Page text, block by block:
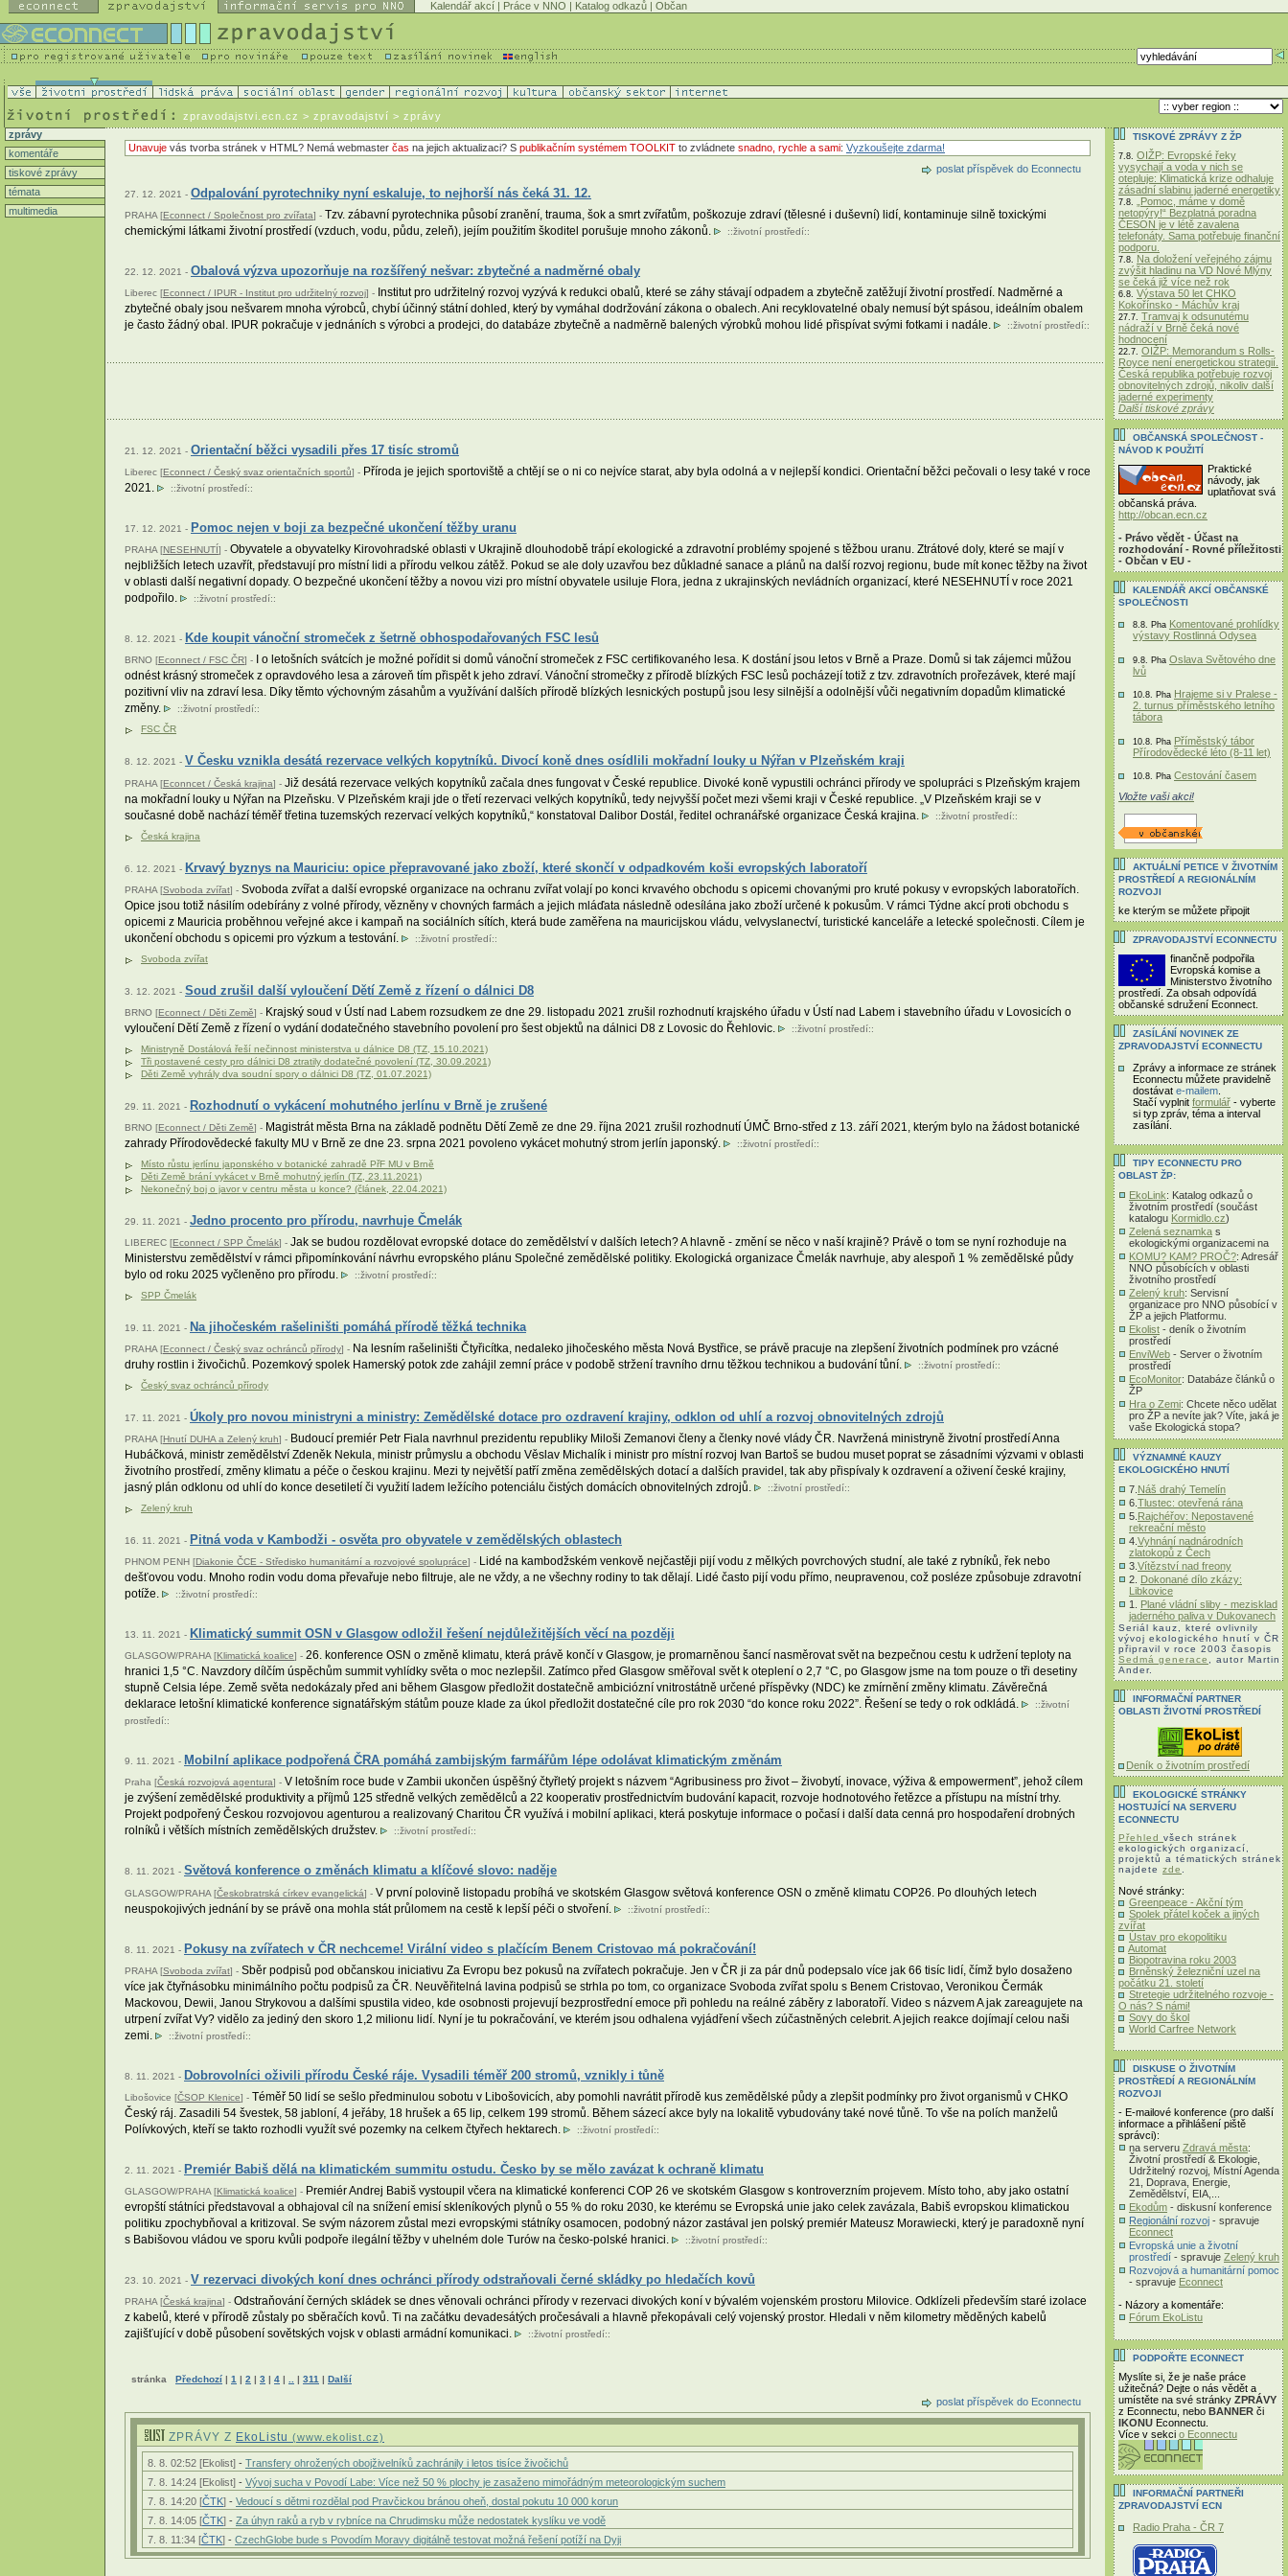
Kalendář akcí | Práce v NNO | Katalog odkazů | Občan
zpravodajstvi.ecn.cz > zpravodajství > zprávy
zprávy
komentáře
tiskové zprávy
témata
multimedia
Unavuje vás tvorba stránek v HTML? Nemá webmaster čas na jejich aktualizaci? S publikačním systémem TOOLKIT to zvládnete snadno, rychle a sami: Vyzkoušejte zdarma!
poslat příspěvek do Econnectu
27. 12. 2021 - Odpalování pyrotechniky nyní eskaluje, to nejhorší nás čeká 31. 12.
PRAHA [Econnect / Společnost pro zvířata] - Tzv. zábavní pyrotechnika působí zranění, trauma, šok a smrt zvířatům, poškozuje zdraví (tělesné i duševní) lidí, kontaminuje silně toxickými
chemickými látkami životní prostředí (vzduch, vodu, půdu, zeleň), jejím použitím škoditel porušuje mnoho zákonů.
::životní prostředí::
22. 12. 2021 - Obalová výzva upozorňuje na rozšířený nešvar: zbytečné a nadměrné obaly
Liberec [Econnect / IPUR - Institut pro udržitelný rozvoj] - Institut pro udržitelný rozvoj vyzývá k redukci obalů, které se záhy stávají odpadem a zbytečně zatěžují životní prostředí. Nadměrné a
zbytečné obaly jsou nešvarem mnoha výrobců, chybí účinný státní dohled, který by vymáhal dodržování zákona o obalech. Ani recyklovatelné obaly nemusí být spásou, ideálním obalem
je často žádný obal. IPUR pokračuje v jednáních s výrobci a prodejci, do databáze zbytečně a nadměrně balených výrobků mohou lidé přispívat svými fotkami i nadále.
::životní prostředí::
21. 12. 2021 - Orientační běžci vysadili přes 17 tisíc stromů
Liberec [Econnect / Český svaz orientačních sportů] - Příroda je jejich sportoviště a chtějí se o ni co nejvíce starat, aby byla odolná a v nejlepší kondici. Orientační běžci pečovali o lesy také v roce
2021.
::životní prostředí::
17. 12. 2021 - Pomoc nejen v boji za bezpečné ukončení těžby uranu
PRAHA [NESEHNUTÍ ] - Obyvatele a obyvatelky Kirovohradské oblasti v Ukrajině dlouhodobě trápí ekologické a zdravotní problémy spojené s těžbou uranu. Ztrátové doly, které se mají v
nejbližších letech uzavřít, představují pro místní lidi a přírodu velkou zátěž. Pokud se ale doly uzavřou bez důkladné sanace a plánů na další rozvoj regionu, bude mít konec těžby na život
v oblasti další negativní dopady. O bezpečné ukončení těžby a novou vizi pro místní obyvatele usiluje Flora, jedna z ukrajinských nevládních organizací, které NESEHNUTÍ v roce 2021
podpořilo.
::životní prostředí::
8. 12. 2021 - Kde koupit vánoční stromeček z šetrně obhospodařovaných FSC lesů
BRNO [Econnect / FSC ČR] -
I o letošních svátcích je možné pořídit si domů vánoční stromeček z FSC certifikovaného lesa. K dostání jsou letos v Brně a Praze. Domů si tak zájemci můžou
odnést krásný stromeček z opravdového lesa a zároveň tím přispět k jeho zdraví. Vánoční stromečky z přírodě blízkých FSC lesů pocházejí totiž z tzv. zdravotních prořezávek, které mají
pozitivní vliv na zdraví lesa. Díky těmto výchovným zásahům a využívání dalších přírodě blízkých lesnických postupů jsou lesy silnější a odolnější vůči negativním dopadům klimatické
změny.
::životní prostředí::
FSC ČR
8. 12. 2021 - V Česku vznikla desátá rezervace velkých kopytníků. Divocí koně dnes osídlili mokřadní louky u Nýřan v Plzeňském kraji
PRAHA [Econncet / Česká krajina] - Již desátá rezervace velkých kopytníků začala dnes fungovat v České republice. Divoké koně vypustili ochránci přírody ve spolupráci s Plzeňským krajem
na mokřadní louky u Nýřan na Plzeňsku. V Plzeňském kraji jde o třetí rezervaci velkých kopytníků, tedy nejvyšší počet mezi všemi kraji v České republice. „V Plzeňském kraji se v
současné době nachází téměř třetina tuzemských rezervací velkých kopytníků,“ konstatoval Dalibor Dostál, ředitel ochranářské organizace Česká krajina.
::životní prostředí::
Česká krajina
6. 12. 2021 - Krvavý byznys na Mauriciu: opice přepravované jako zboží, které skončí v odpadkovém koši evropských laboratoří
PRAHA [Svoboda zvířat] - Svoboda zvířat a další evropské organizace na ochranu zvířat volají po konci krvavého obchodu s opicemi chovanými pro kruté pokusy v evropských laboratořích.
Opice jsou totiž násilím odebírány z volné přírody, vězněny v chovných farmách a jejich mláďata následně odesílána jako zboží určené k pokusům. V rámci Týdne akcí proti obchodu s
opicemi z Mauricia proběhnou veřejné akce i kampaň na sociálních sítích, která bude zaměřena na mauricijskou vládu, velvyslanectví, turistické kanceláře a letecké společnosti. Cílem je
ukončení obchodu s opicemi pro výzkum a testování.
::životní prostředí::
Svoboda zvířat
3. 12. 2021 - Soud zrušil další vyloučení Dětí Země z řízení o dálnici D8
BRNO [Econnect / Děti Země] - Krajský soud v Ústí nad Labem rozsudkem ze dne 29. listopadu 2021 zrušil rozhodnutí krajského úřadu v Ústí nad Labem i stavebního úřadu v Lovosicích o
vyloučení Dětí Země z řízení o vydání dodatečného stavebního povolení pro šest objektů na dálnici D8 z Lovosic do Řehlovic.
::životní prostředí::
Ministryně Dostálová řeší nečinnost ministerstva u dálnice D8 (TZ, 15.10.2021)
Tři postavené cesty pro dálnici D8 ztratily dodatečné povolení (TZ, 30.09.2021)
Děti Země vyhrály dva soudní spory o dálnici D8 (TZ, 01.07.2021)
29. 11. 2021 - Rozhodnutí o vykácení mohutného jerlínu v Brně je zrušené
BRNO [Econnect / Děti Země] - Magistrát města Brna na základě podnětu Dětí Země ze dne 29. října 2021 zrušil rozhodnutí ÚMČ Brno-střed z 13. září 2021, kterým bylo na žádost botanické
zahrady Přírodovědecké fakulty MU v Brně ze dne 23. srpna 2021 povoleno vykácet mohutný strom jerlín japonský.
::životní prostředí::
Místo růstu jerlínu japonského v botanické zahradě PřF MU v Brně
Děti Země brání vykácet v Brně mohutný jerlín (TZ, 23.11.2021)
Nekonečný boj o javor v centru města u konce? (článek, 22.04.2021)
29. 11. 2021 - Jedno procento pro přírodu, navrhuje Čmelák
LIBEREC [Econnect / SPP Čmelák] - Jak se budou rozdělovat evropské dotace do zemědělství v dalších letech? A hlavně - změní se něco v naší krajině? Právě o tom se nyní rozhoduje na
Ministerstvu zemědělství v rámci připomínkování návrhu evropského plánu Společné zemědělské politiky. Ekologická organizace Čmelák navrhuje, aby alespoň 1 % zemědělské půdy
bylo od roku 2025 vyčleněno pro přírodu.
::životní prostředí::
SPP Čmelák
19. 11. 2021 - Na jihočeském rašeliništi pomáhá přírodě těžká technika
PRAHA [Econnect / Český svaz ochránců přírody] - Na lesním rašeliništi Čtyřicítka, nedaleko jihočeského města Nová Bystřice, se právě pracuje na zlepšení životních podmínek pro vzácné
druhy rostlin i živočichů. Pozemkový spolek Hamerský potok zde zahájil zemní práce v podobě stržení travního drnu těžkou technikou a budování tůní.
::životní prostředí::
Český svaz ochránců přírody
17. 11. 2021 - Úkoly pro novou ministryni a ministry: Zemědělské dotace pro ozdravení krajiny, odklon od uhlí a rozvoj obnovitelných zdrojů
PRAHA [Hnutí DUHA a Zelený kruh] - Budoucí premiér Petr Fiala navrhnul prezidentu republiky Miloši Zemanovi členy a členky nové vlády ČR. Navržená ministryně životní prostředí Anna
Hubáčková, ministr zemědělství Zdeněk Nekula, ministr průmyslu a obchodu Věslav Michalík i ministr pro místní rozvoj Ivan Bartoš se budou muset poprat se zásadními výzvami v oblasti
životního prostředí, změny klimatu a péče o českou krajinu. Mezi ty největší patří změna zemědělských dotací a dalších pravidel, tak aby přispívaly k ozdravení a oživení české krajiny,
jasný plán odklonu od uhlí do konce desetiletí či využití ladem ležícího potenciálu čistých domácích obnovitelných zdrojů.
::životní prostředí::
Zelený kruh
16. 11. 2021 - Pitná voda v Kambodži - osvěta pro obyvatele v zemědělských oblastech
PHNOM PENH [Diakonie ČCE - Středisko humanitární a rozvojové spolupráce] - Lidé na kambodžském venkově nejčastěji pijí vodu z mělkých povrchových studní, ale také z rybníků, řek nebo
dešťovou vodu. Mnoho rodin vodu doma převařuje nebo filtruje, ale ne vždy, a ne všechny rodiny to tak dělají. Lidé často pijí vodu přímo, neupravenou, což posléze způsobuje zdravotní
potíže.
::životní prostředí::
13. 11. 2021 - Klimatický summit OSN v Glasgow odložil řešení nejdůležitějších věcí na později
GLASGOW/PRAHA [Klimatická koalice] - 26. konference OSN o změně klimatu, která právě končí v Glasgow, je promarněnou šancí nasměrovat svět na bezpečnou cestu k udržení teploty na
hranici 1,5 °C. Navzdory dílčím úspěchům summit vyhlídky světa o moc nezlepšil. Zatímco před Glasgow směřoval svět k oteplení o 2,7 °C, po Glasgow jsme na tom pouze o tři desetiny
stupně Celsia lépe. Země světa nedokázaly před ani během Glasgow předložit dostatečně ambiciózní vnitrostátně určené příspěvky (NDC) ke zmírnění změny klimatu. Závěrečná
deklarace letošní klimatické konference signatářským státům pouze klade za úkol předložit dostatečné cíle pro rok 2030 “do konce roku 2022”. Řešení se tedy o rok odkládá.
::životní
prostředí::
9. 11. 2021 - Mobilní aplikace podpořená ČRA pomáhá zambijským farmářům lépe odolávat klimatickým změnám
Praha [Česká rozvojová agentura] - V letošním roce bude v Zambii ukončen úspěšný čtyřletý projekt s názvem “Agribusiness pro život – živobytí, inovace, výživa & empowerment”, jehož cílem
je zvýšení zemědělské produktivity a příjmů 125 středně velkých zemědělců a 22 kooperativ prostřednictvím budování kapacit, rozvoje hodnotového řetězce a přístupu na místní trhy.
Projekt podpořený Českou rozvojovou agenturou a realizovaný Charitou ČR využívá i mobilní aplikaci, která poskytuje informace o počasí i další data cenná pro hospodaření drobných
rolníků i větších místních zemědělských družstev.
::životní prostředí::
8. 11. 2021 - Světová konference o změnách klimatu a klíčové slovo: naděje
GLASGOW/PRAHA [Českobratrská církev evangelická] - V první polovině listopadu probíhá ve skotském Glasgow světová konference OSN o změně klimatu COP26. Po dlouhých letech
neuspokojivých jednání by se právě ona mohla stát průlomem na cestě k lepší péči o stvoření.
::životní prostředí::
8. 11. 2021 - Pokusy na zvířatech v ČR nechceme! Virální video s plačícím Benem Cristovao má pokračování!
PRAHA [Svoboda zvířat] - Sběr podpisů pod občanskou iniciativu Za Evropu bez pokusů na zvířatech pokračuje. Jen v ČR ji za pár dnů podepsalo více jak 66 tisíc lidí, čímž bylo dosaženo
více jak čtyřnásobku minimálního počtu podpisů za ČR. Neuvěřitelná lavina podpisů se strhla po tom, co organizace Svoboda zvířat spolu s Benem Cristovao, Veronikou Čermák
Mackovou, Dewii, Janou Strykovou a dalšími spustila video, kde osobnosti projevují bezprostřední emoce při pohledu na reálné záběry z laboratoří. Video s názvem A jak zareagujete na
utrpení zvířat Vy? vidělo za jediný den skoro 1,2 milionu lidí. Nyní je tu pokračování, ve kterém jsou odhalena vyjádření všech zúčastněných celebrit. A jejich reakce dojímají celou naši
zemi.
::životní prostředí::
8. 11. 2021 - Dobrovolníci oživili přírodu České ráje. Vysadili téměř 200 stromů, vznikly i tůně
Libošovice [ČSOP Klenice] - Téměř 50 lidí se sešlo předminulou sobotu v Libošovicích, aby pomohli navrátit přírodě kus zemědělské půdy a zlepšit podmínky pro život organismů v CHKO
Český ráj. Zasadili 54 švestek, 58 jabloní, 4 jeřáby, 18 hrušek a 65 lip, celkem 199 stromů. Během sázecí akce byly na lokalitě vybudovány také nové tůně. To vše na polích manželů
Polívkových, kteří se takto rozhodli využít své pozemky na celkem čtyřech hektarech.
::životní prostředí::
2. 11. 2021 - Premiér Babiš dělá na klimatickém summitu ostudu. Česko by se mělo zavázat k ochraně klimatu
GLASGOW/PRAHA [Klimatická koalice] - Premiér Andrej Babiš vystoupil včera na klimatické konferenci COP 26 ve skotském Glasgow s kontroverzním projevem. Místo toho, aby jako ostatní
evropští státníci představoval a obhajoval cíl na snížení emisí skleníkových plynů o 55 % do roku 2030, ke kterému se Evropská unie jako celek zavázala, Babiš evropskou klimatickou
politiku zpochybňoval a kritizoval. Se svým názorem zůstal mezi evropskými státníky osamocen, podobný názor zastával jen polský premiér Mateusz Morawiecki, který je paradoxně nyní
s Babišovou vládou ve sporu kvůli podpoře ilegální těžby v uhelném dole Turów na česko-polské hranici.
::životní prostředí::
23. 10. 2021 - V rezervaci divokých koní dnes ochránci přírody odstraňovali černé skládky po hledačích kovů
PRAHA [Česká krajina] - Odstraňování černých skládek se dnes věnovali ochránci přírody v rezervaci divokých koní v bývalém vojenském prostoru Milovice. Odklízeli především staré izolace
z kabelů, které v přírodě zůstaly po sběračích kovů. Ti na začátku devadesátých pročesávali a hlavně překopávali celý vojenský prostor. Hledali v něm kilometry měděných kabelů
zajišťující v době působení sovětských vojsk v oblasti armádní komunikaci.
::životní prostředí::
stránka Předchozí | 1 | 2 | 3 | 4 | | 311 | Další
poslat příspěvek do Econnectu
ZPRÁVY Z EkoListu (www.ekolist.cz)
8. 8. 02:52 [Ekolist] - Transfery ohrožených obojživelníků zachránily i letos tisíce živočichů
7. 8. 14:24 [Ekolist] - Vývoj sucha v Povodí Labe: Více než 50 % plochy je zasaženo mimořádným meteorologickým suchem
7. 8. 14:20 [ČTK] - Vedoucí s dětmi rozdělal pod Pravčickou bránou oheň, dostal pokutu 10 000 korun
7. 8. 14:05 [ČTK] - Za úhyn raků a ryb v rybníce na Chrudimsku může nedostatek kyslíku ve vodě
7. 8. 11:34 [ČTK] - CzechGlobe bude s Povodím Moravy digitálně testovat možná řešení potíží na Dyji
TISKOVÉ ZPRÁVY Z ŽP
7.8. OIŽP: Evropské řeky
vysychají a voda v nich se
otepluje: Klimatická krize odhaluje
zásadní slabinu jaderné energetiky
7.8.
„Pomoc, máme v domě
netopýry!“ Bezplatná poradna
ČESON je v létě zavalena
telefonáty. Sama potřebuje finanční
podporu.
7.8. Na doložení veřejného zájmu
zvýšit hladinu na VD Nové Mlýny
se čeká již více než rok
6.8. Výstava 50 let CHKO
Kokořínsko - Máchův kraj
27.7. Tramvaj k odsunutému
nádraží v Brně čeká nové
hodnocení
22.7. OIŽP: Memorandum s Rolls-
Royce není energetickou strategií.
Česká republika potřebuje rozvoj
obnovitelných zdrojů, nikoliv další
jaderné experimenty
Další tiskové zprávy
OBČANSKÁ SPOLEČNOST -
NÁVOD K POUŽITÍ
Praktické
návody, jak
uplatňovat svá
občanská práva.
http://obcan.ecn.cz
- Právo vědět - Účast na
rozhodování - Rovné příležitosti
- Občan v EU -
KALENDÁŘ AKCÍ OBČANSKÉ
SPOLEČNOSTI
8.8. Pha Komentované prohlídky
výstavy Rostlinná Odysea
9.8. Pha Oslava Světového dne
lvů
10.8. Pha Hrajeme si v Pralese -
2. turnus příměstského letního
tábora
10.8. Pha Příměstský tábor
Přírodovědecké léto (8-11 let)
10.8. Pha Cestování časem
Vložte vaši akci!
AKTUÁLNÍ PETICE V ŽIVOTNÍM
PROSTŘEDÍ A REGIONÁLNÍM
ROZVOJI
ke kterým se můžete připojit
ZPRAVODAJSTVÍ ECONNECTU
finančně podpořila
Evropská komise a
Ministerstvo životního
prostředí. Za obsah odpovídá
občanské sdružení Econnect.
ZASÍLÁNÍ NOVINEK ZE
ZPRAVODAJSTVÍ ECONNECTU
Zprávy a informace ze stránek
Econnectu můžete pravidelně
dostávat e-mailem
Stačí vyplnit formulář - vyberte
si typ zpráv, téma a interval
zasílání.
TIPY ECONNECTU PRO
OBLAST ŽP:
EkoLink: Katalog odkazů o
životním prostředí (součást
katalogu Kormidlo.cz)
Zelená seznamka s
ekologickými organizacemi na
KOMU? KAM? PROČ?: Adresář
NNO působících v oblasti
životního prostředí
Zelený kruh: Servisní
organizace pro NNO působící v
ŽP a jejich Platformu.
Ekolist - deník o životním
prostředí
EnviWeb - Server o životním
prostředí
EcoMonitor: Databáze článků o
ŽP
Hra o Zemi: Chcete něco udělat
pro ŽP a nevíte jak? Víte, jaká je
vaše Ekologická stopa?
VÝZNAMNÉ KAUZY
EKOLOGICKÉHO HNUTÍ
7. Náš drahý Temelín
6. Tlustec: otevřená rána
5. Rajchéřov: Nepostavené
rekreační město
4. Vyhnání nadnárodních
zlatokopů z Čech
3. Vítězství nad freony
2. Dokonané dílo zkázy:
Libkovice
1. Plané vládní sliby - mezisklad
jaderného paliva v Dukovanech
Seriál kauz, které ovlivnily
vývoj ekologického hnutí v ČR
připravil v roce 2003 časopis
Sedmá generace
, autor Martin
Ander.
INFORMAČNÍ PARTNER
OBLASTI ŽIVOTNÍ PROSTŘEDÍ
Deník o životním prostředí
EKOLOGICKÉ STRÁNKY
HOSTUJÍCÍ NA SERVERU
ECONNECTU
Přehled všech stránek
ekologických organizací,
projektů a tématických stránek
najdete zde
Nové stránky:
Greenpeace - Akční tým
Spolek přátel koček a jiných
zvířat
Ústav pro ekopolitiku
Automat
Biopotravina roku 2003
Brněnský železniční uzel na
počátku 21. století
Stretegie udržitelného rozvoje -
O nás? S námi!
Sovy do škol
World Carfree Network
DISKUSE O ŽIVOTNÍM
PROSTŘEDÍ A REGIONÁLNÍM
ROZVOJI
- E-mailové konference (pro další
informace a přihlášení piště
správci):
na serveru Zdravá města:
Životní prostředí & Ekologie,
Udržitelný rozvoj, Místní Agenda
21, Doprava, Energie,
Zemědělství, EIA,...
Ekodům - diskusní konference
Regionální rozvoj - spravuje
Econnect
Evropská unie a životní
prostředí - spravuje Zelený kruh
Rozvojová a humanitární pomoc
- spravuje Econnect
- Názory a komentáře:
Fórum EkoListu
PODPOŘTE ECONNECT
Myslíte si, že je naše práce
užitečná? Dejte o nás vědět a
umístěte na své stránky ZPRÁVY
z Econnectu, nebo BANNER či
IKONU Econnectu.
Více v sekci o Econnectu
INFORMAČNÍ PARTNEŘI
ZPRAVODAJSTVÍ ECN
Radio Praha - ČR 7